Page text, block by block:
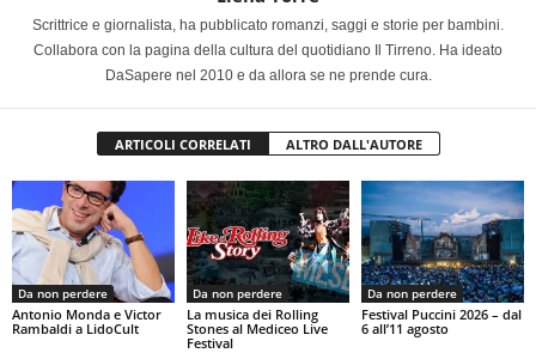
Scrittrice e giornalista, ha pubblicato romanzi, saggi e storie per bambini.
Collabora con la pagina della cultura del quotidiano Il Tirreno. Ha ideato
DaSapere nel 2010 e da allora se ne prende cura.
ARTICOLI CORRELATI ALTRO DALL'AUTORE
Da non perdere
Antonio Monda e Victor
Rambaldi a LidoCult
Da non perdere
La musica dei Rolling
Stones al Mediceo Live
Festival
Da non perdere
Festival Puccini 2026 – dal
6 all’11 agosto